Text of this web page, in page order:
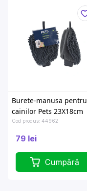
Burete-manusa pentru
cainilor Pets 23X18cm
Cod produs: 44962
79 lei
Cumpără